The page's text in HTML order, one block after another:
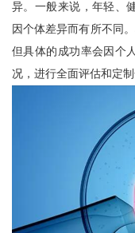
异。一般来说，年轻、
因个体差异而有所不同
但具体的成功率会因个
况，进行全面评估和定